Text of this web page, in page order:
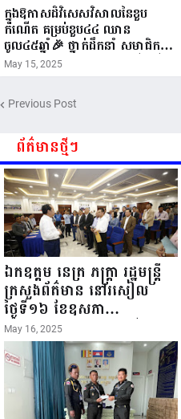
ក្នុងឱកាសដ៏វិសេសវិសាលនៃខួប
កំណើត គម្រប់ខួប៤៤ ឈាន
ចូល៤៥ឆ្នាំ🎉 ថ្នាក់ដឹកនាំ សមាជិក
សមាជិកា នៃក្រុមគ្រួសារកម្មវិធីអាជីវ
កម្មចល័ត និងកម្មករសំណង់ សូមគោរព
ជូនពរ ជូនចំពោះ ឯកឧត្តម សាយ
សំអាល់ ប្រធានសហភាពសហព័ន្ធ
បាននូវ សុខភាពល្អបរិបូរណ៍
កម្លាំងមាំមួន បញ្ញាញាណវាងវៃ
អាយុយឺនយូរ ...
May 15, 2025
Previous Post
ព័ត៌មានថ្មីៗ
ឯកឧត្តម នេត្រ ភក្ត្រា រដ្ឋមន្ត្រី
ក្រសួងព័ត៌មាន នៅរសៀល
ថ្ងៃទី១៦ ខែឧសភា
ឆ្នាំ២០២៥នេះ បានអញ្ជើញចុះ
ធ្វើជំរឿនថ្នាក់ដឹកនាំមន្ត្រីរាជ
ការស៉ីវិល នៃក្រសួងព័ត៌មាន...
May 16, 2025